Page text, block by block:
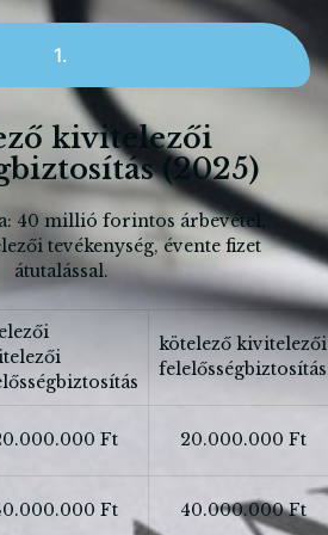
1.
kivitelezői
(2025)
40 millió forintos árbevétel,
tevékenység, évente fizet
átutalással.
kötelező kivitelezői
felelősségbiztosítás
Ft 20.000.000 Ft
Ft 40.000.000 Ft